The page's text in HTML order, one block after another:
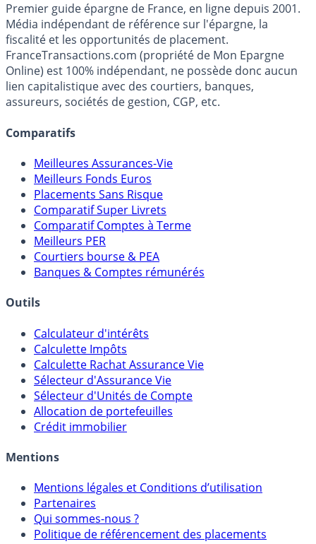
Premier guide épargne de France, en ligne depuis 2001.
Média indépendant de référence sur l'épargne, la
fiscalité et les opportunités de placement.
FranceTransactions.com (propriété de Mon Epargne
Online) est 100% indépendant, ne possède donc aucun
lien capitalistique avec des courtiers, banques,
assureurs, sociétés de gestion, CGP, etc.
Comparatifs
Meilleures Assurances-Vie
Meilleurs Fonds Euros
Placements Sans Risque
Comparatif Super Livrets
Comparatif Comptes à Terme
Meilleurs PER
Courtiers bourse & PEA
Banques & Comptes rémunérés
Outils
Calculateur d'intérêts
Calculette Impôts
Calculette Rachat Assurance Vie
Sélecteur d'Assurance Vie
Sélecteur d'Unités de Compte
Allocation de portefeuilles
Crédit immobilier
Mentions
Mentions légales et Conditions d’utilisation
Partenaires
Qui sommes-nous ?
Politique de référencement des placements